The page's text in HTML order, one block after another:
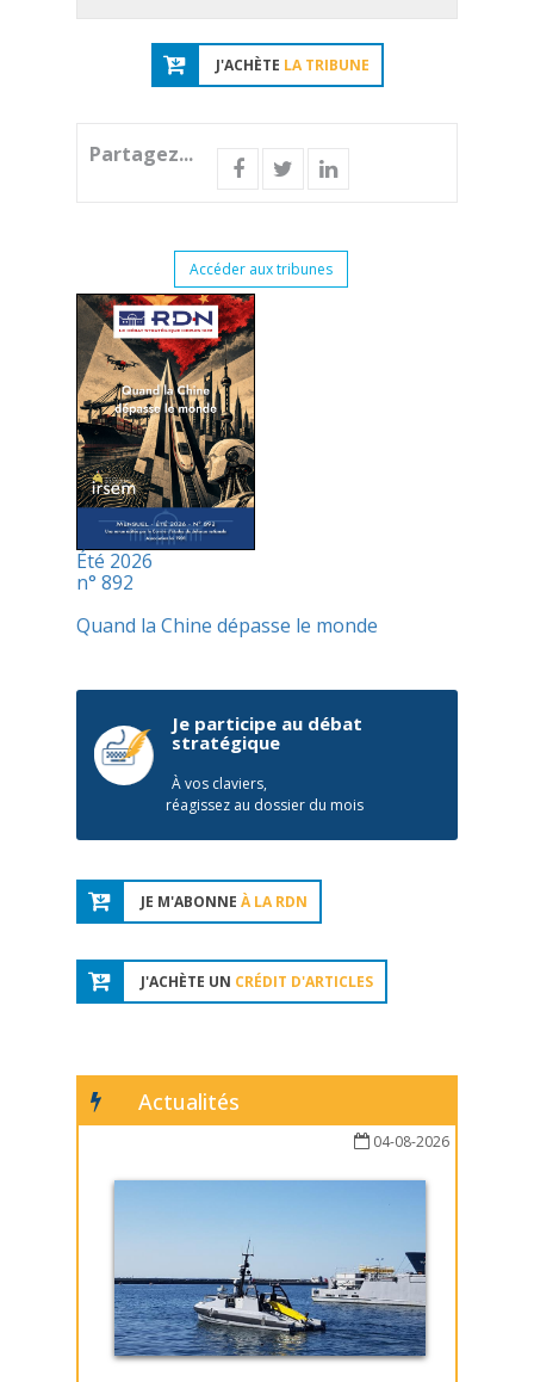
J'ACHÈTE LA TRIBUNE
Partagez...
Accéder aux tribunes
Été 2026
n° 892
Quand la Chine dépasse le monde
Je participe au débat
stratégique
À vos claviers,
réagissez au dossier du mois
JE M'ABONNE À LA RDN
J'ACHÈTE UN CRÉDIT D'ARTICLES
Actualités
04-08-2026